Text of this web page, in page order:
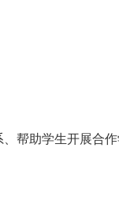
帮助学生开展合